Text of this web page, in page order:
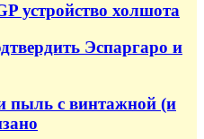
устройство холшота
Эспаргаро и
пыль с винтажной (и